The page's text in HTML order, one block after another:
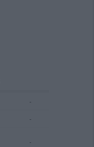
-
-
-